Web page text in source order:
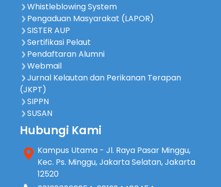
Whistleblowing System
Pengaduan Masyarakat (LAPOR)
SISTER AUP
Sertifikasi Pelaut
Pendaftaran Alumni
Webmail
Jurnal Kelautan dan Perikanan Terapan
(JKPT)
SIPPN
SUSAN
Hubungi Kami
Kampus Utama - Jl. Raya Pasar Minggu,
Kec. Ps. Minggu, Jakarta Selatan, Jakarta
12520